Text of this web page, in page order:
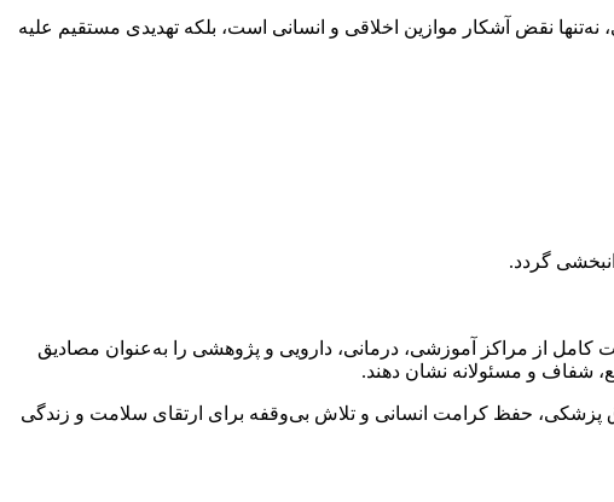
نقض آشکار موازین اخلاقی و انسانی است، بلکه تهدیدی مستقیم علیه
گردد.
کامل از مراکز آموزشی، درمانی، دارویی و پژوهشی را به‌عنوان مصادیق
شفاف و مسئولانه نشان دهند.
پزشکی، حفظ کرامت انسانی و تلاش بی‌وقفه برای ارتقای سلامت و زندگی